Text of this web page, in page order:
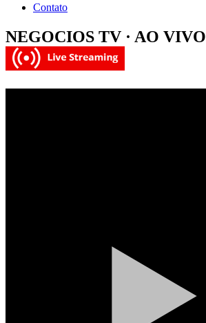
Contato
NEGOCIOS TV · AO VIVO